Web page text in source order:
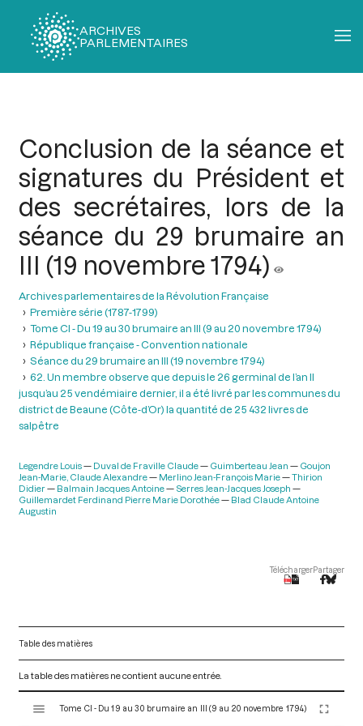
ARCHIVES
PARLEMENTAIRES
Conclusion de la séance et
signatures du Président et
des secrétaires, lors de la
séance du 29 brumaire an
III (19 novembre 1794)
Archives parlementaires de la Révolution Française
Première série (1787-1799)
Tome CI - Du 19 au 30 brumaire an III (9 au 20 novembre 1794)
République française - Convention nationale
Séance du 29 brumaire an III (19 novembre 1794)
62. Un membre observe que depuis le 26 germinal de l’an II
jusqu’au 25 vendémiaire dernier, il a été livré par les communes du
district de Beaune (Côte-d’Or) la quantité de 25 432 livres de
salpêtre
Legendre Louis Duval de Fraville Claude Guimberteau Jean
Goujon
Jean-Marie, Claude Alexandre
Merlino Jean-François Marie
Thirion
Didier
Balmain Jacques Antoine
Serres Jean-Jacques Joseph
Guillemardet Ferdinand Pierre Marie Dorothée
Blad Claude Antoine
Augustin
TéléchargerPartager
Table des matières
La table des matières ne contient aucune entrée.
Tome CI - Du 19 au 30 brumaire an III (9 au 20 novembre 1794)